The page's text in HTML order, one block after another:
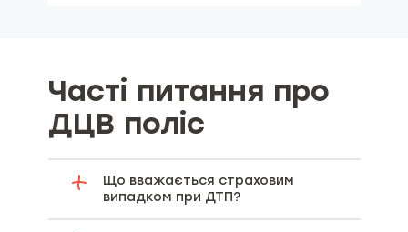
Часті питання про
ДЦВ поліс
Що вважається страховим
випадком при ДТП?